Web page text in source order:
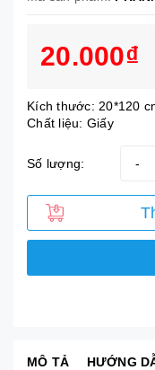
20.000₫
Kích thước: 20*120
Chất liệu: Giấy
Số lượng: -
MÔ TẢ HƯỚNG